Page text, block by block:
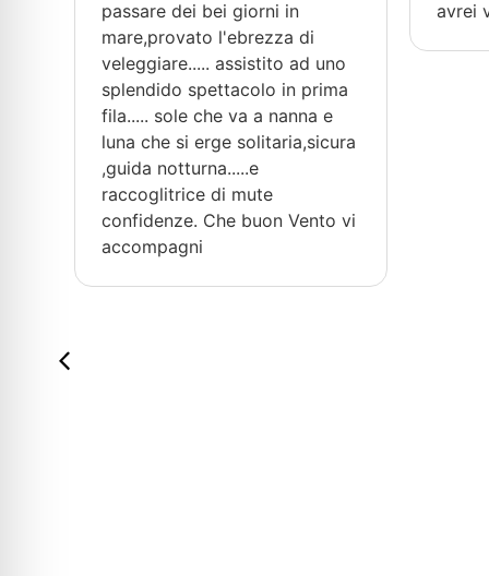
passare dei bei giorni in
mare,provato l'ebrezza di
veleggiare..... assistito ad uno
splendido spettacolo in prima
fila..... sole che va a nanna e
luna che si erge solitaria,sicura
,guida notturna.....e
raccoglitrice di mute
confidenze. Che buon Vento vi
accompagni
avrei